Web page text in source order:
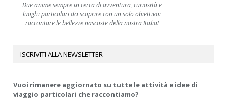
Due anime sempre in cerca di avventura, curiosità e
luoghi particolari da scoprire con un solo obiettivo:
raccontare le bellezze nascoste della nostra Italia!
ISCRIVITI ALLA NEWSLETTER
Vuoi rimanere aggiornato su tutte le attività e idee di
viaggio particolari che raccontiamo?